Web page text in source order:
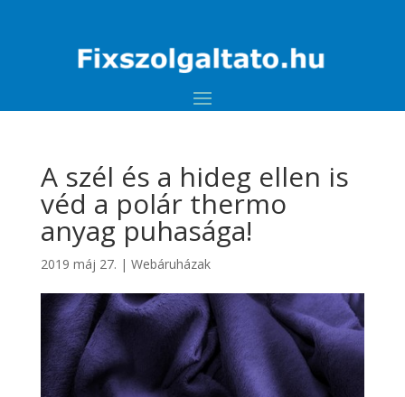
A szél és a hideg ellen is
véd a polár thermo
anyag puhasága!
2019 máj 27. | Webáruházak